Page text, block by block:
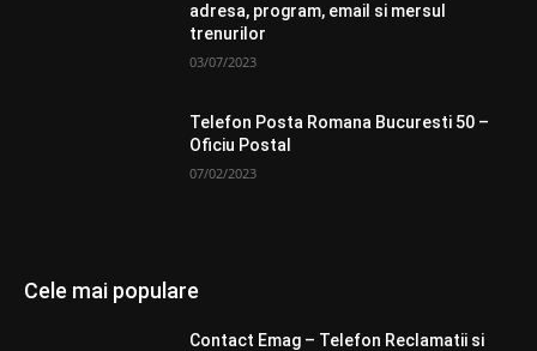
adresa, program, email si mersul
trenurilor
03/07/2023
Telefon Posta Romana Bucuresti 50 –
Oficiu Postal
07/02/2023
Cele mai populare
Contact Emag – Telefon Reclamatii si